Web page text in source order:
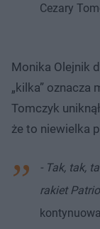
Cezary
Monika Olejnik
„kilka” oznacza
Tomczyk
że to niewielka
- Tak, tak,
rakiet